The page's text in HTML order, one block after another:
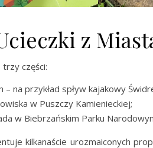
z
części:
– na przykład spływ kajakowy
w Puszczy Kamienieckiej;
w Biebrzańskim Parku
kilkanaście urozmaiconych